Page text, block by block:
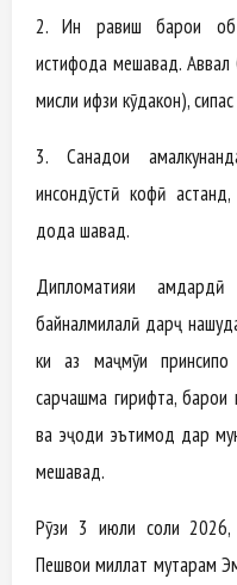
2. Ин равиш барои об
истифода мешавад.
мисли ҳифзи кӯдакон),
3. Санадҳои
инсондӯстӣ кофӣ
дода шавад.
Дипломатияи
байналмилалӣ дарҷ
ки аз маҷмӯи принсипҳо
сарчашма гирифта, барои
ва эҷоди эътимод дар
мешавад.
Рӯзи 3 июли соли 2026,
Пешвои миллат муҳтарам